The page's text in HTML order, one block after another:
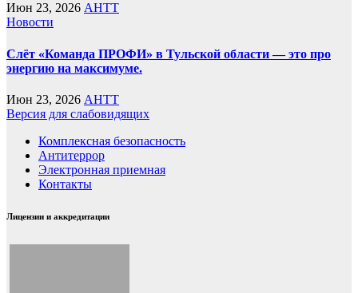
Июн 23, 2026 AHTT
Новости
Слёт «Команда ПРОФИ» в Тульской области — это про
энергию на максимуме.
Июн 23, 2026 AHTT
Версия для слабовидящих
Комплексная безопасность
Антитеррор
Электронная приемная
Контакты
Лицензии и аккредитации